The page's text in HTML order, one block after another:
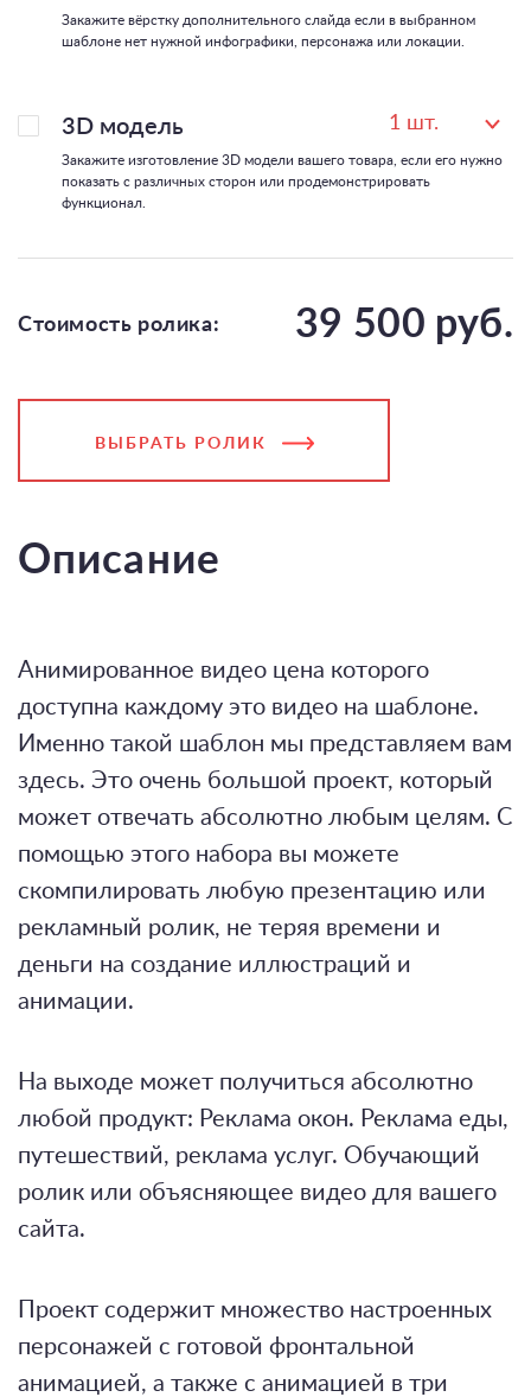
Закажите вёрстку дополнительного слайда если в выбранном
шаблоне нет нужной инфографики, персонажа или локации.
3D модель 1 шт.
Закажите изготовление 3D модели вашего товара, если его нужно
показать с различных сторон или продемонстрировать
функционал.
Стоимость ролика: 39 500 руб.
ВЫБРАТЬ РОЛИК
Описание
Анимированное видео цена которого
доступна каждому это видео на шаблоне.
Именно такой шаблон мы представляем вам
здесь. Это очень большой проект, который
может отвечать абсолютно любым целям. С
помощью этого набора вы можете
скомпилировать любую презентацию или
рекламный ролик, не теряя времени и
деньги на создание иллюстраций и
анимации.
На выходе может получиться абсолютно
любой продукт: Реклама окон. Реклама еды,
путешествий, реклама услуг. Обучающий
ролик или объясняющее видео для вашего
сайта.
Проект содержит множество настроенных
персонажей с готовой фронтальной
анимацией, а также с анимацией в три